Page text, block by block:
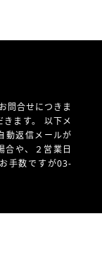
問合せにつきま
ます。 以下メ
動返信メールが
や、
２営業日
手数ですが03-